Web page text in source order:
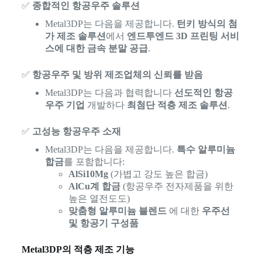
✅ 종합적인 항공우주 솔루션
Metal3DP는 다음을 제공합니다. 턴키 방식의 첨
가 제조 솔루션 에서 엔드투엔드 3D 프린팅 서비
스에 대한 금속 분말 공급.
✅ 항공우주 및 방위 제조업체의 신뢰를 받음
Metal3DP는 다음과 협력합니다 선도적인 항공
우주 기업 개발하다 최첨단 적층 제조 솔루션 .
✅ 고성능 항공우주 소재
Metal3DP는 다음을 제공합니다. 특수 알루미늄
합금를 포함합니다:
AlSi10Mg(가볍고 강도 높은 합금)
AlCu계 합금(항공우주 전자제품을 위한
높은 열전도도)
맞춤형 알루미늄 블렌드에 대한 우주선
및 항공기 구성품
Metal3DP의 적층 제조 기능